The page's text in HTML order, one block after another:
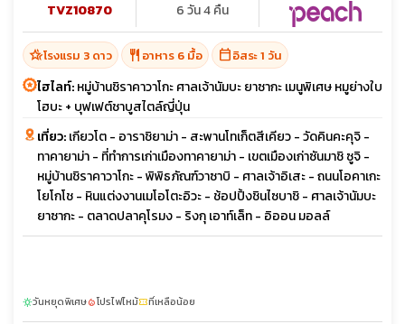
TVZ10870
6 วัน 4 คืน
hotel_classโรงแรม 3 ดาว restaurant อาหาร 6 มื้อ calendar_todayอิสระ 1 วัน
ไฮไลท์:หมู่บ้านชิราคาวาโกะ ศาลเจ้านัมบะ ยาซากะ เมนูพิเศษ หมูย่างใบ
โฮบะ + บุฟเฟต์ชาบูสไตล์ญี่ปุ่น
เที่ยว:เกียวโต - อาราชิยาม่า - สะพานโทเก็ตสีเคียว - วัดคินคะคุจิ -
ทาคายาม่า - ที่ทำการเก่าเมืองทาคายาม่า - เขตเมืองเก่าซันมาชิ ซูจิ -
หมู่บ้านชิราคาวาโกะ - พิพิธภัณฑ์วาซาบิ - ศาลเจ้าอิเสะ - ถนนโอคาเกะ
โยโกโช - หินแต่งงานเมโอโตะอิวะ - ช้อปปิ้งชินไซบาชิ - ศาลเจ้านัมบะ
ยาซากะ - ตลาดปลาคุโรมง - ริงกุ เอาท์เล็ท - อิออน มอลล์
sunnyวันหยุดพิเศษlocal_fire_departmentโปรไฟไหม้confirmation_numberที่เหลือน้อย